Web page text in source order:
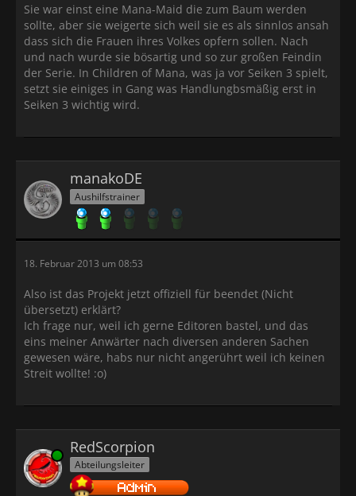
Sie war einst eine Mana-Maid die zum Baum werden
sollte, aber sie weigerte sich weil sie es als sinnlos ansah
dass sich die Frauen ihres Volkes opfern sollen. Nach
und nach wurde sie bösartig und so zur großen Feindin
der Serie. In Children of Mana, was ja vor Seiken 3 spielt,
setzt sie einiges in Gang was Handlungbsmäßig erst in
Seiken 3 wichtig wird.
manakoDE
Aushilfstrainer
18. Februar 2013 um 08:53
Also ist das Projekt jetzt offiziell für beendet (Nicht
übersetzt) erklärt?
Ich frage nur, weil ich gerne Editoren bastel, und das
eins meiner Anwärter nach diversen anderen Sachen
gewesen wäre, habs nur nicht angerührt weil ich keinen
Streit wollte! :o)
Online RedScorpion
Abteilungsleiter